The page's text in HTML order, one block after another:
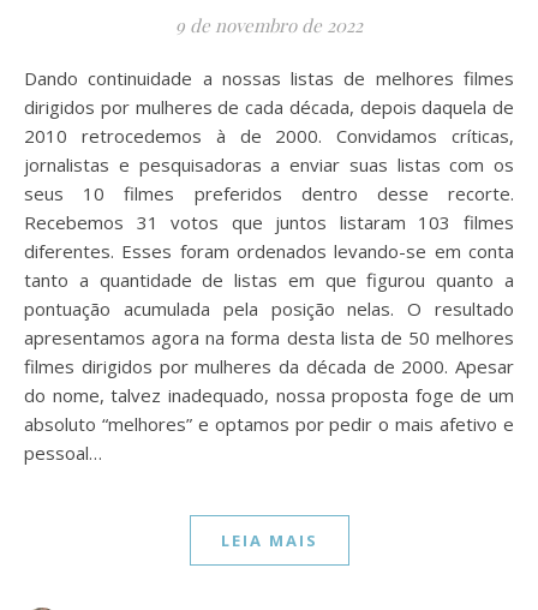
9 de novembro de 2022
Dando continuidade a nossas listas de melhores filmes
dirigidos por mulheres de cada década, depois daquela de
2010 retrocedemos à de 2000. Convidamos críticas,
jornalistas e pesquisadoras a enviar suas listas com os
seus 10 filmes preferidos dentro desse recorte.
Recebemos 31 votos que juntos listaram 103 filmes
diferentes. Esses foram ordenados levando-se em conta
tanto a quantidade de listas em que figurou quanto a
pontuação acumulada pela posição nelas. O resultado
apresentamos agora na forma desta lista de 50 melhores
filmes dirigidos por mulheres da década de 2000. Apesar
do nome, talvez inadequado, nossa proposta foge de um
absoluto “melhores” e optamos por pedir o mais afetivo e
pessoal…
LEIA MAIS